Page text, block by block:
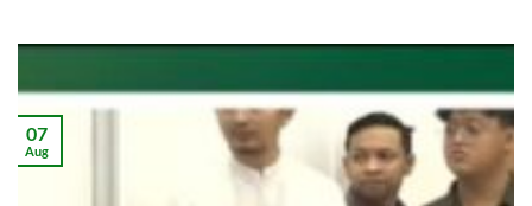
07
Aug